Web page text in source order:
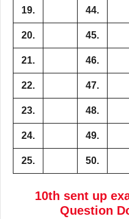
19. 44.
20. 45.
21. 46.
22. 47.
23. 48.
24. 49.
25. 50.
10th sent up
Question